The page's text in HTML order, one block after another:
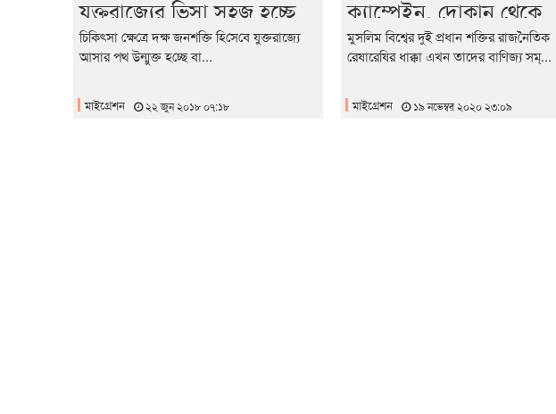
যুক্তরাজ্যের ভিসা সহজ হচ্ছে
চি‌কিৎসা ক্ষে‌ত্রে দক্ষ জনশ‌ক্তি হি‌সে‌বে যুক্তরাজ্যে
আসার পথ উন্মুক্ত হ‌চ্ছে বা...
মাইগ্রেশন ২২ জুন ২০১৮ ০৭:১৮
ক্যাম্পেইন, দোকান থেকে
উধাও তুর্কি পণ্য
মুসলিম বিশ্বের দুই প্রধান শক্তির রাজনৈতিক
রেষারেষির ধাক্কা এখন তাদের বাণিজ্য সম্...
মাইগ্রেশন ১৯ নভেম্বর ২০২০ ২৩:০৯